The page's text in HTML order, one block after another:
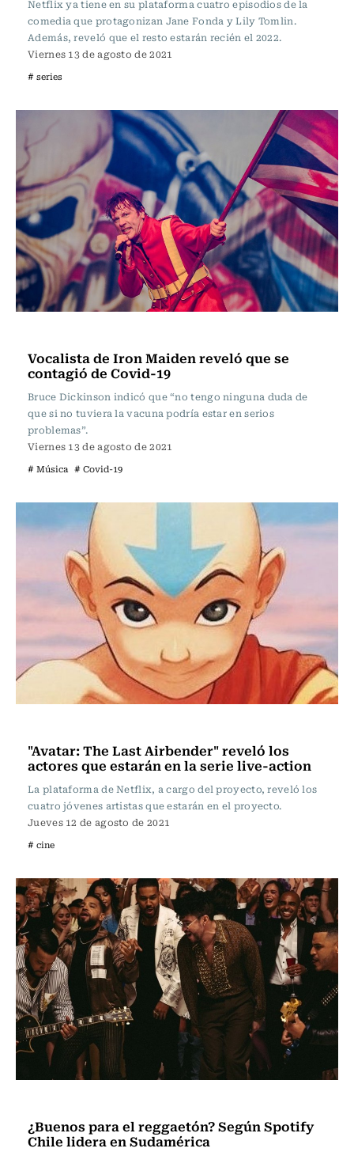
Netflix ya tiene en su plataforma cuatro episodios de la
comedia que protagonizan Jane Fonda y Lily Tomlin.
Además, reveló que el resto estarán recién el 2022.
Viernes 13 de agosto de 2021
# series
Vocalista de Iron Maiden reveló que se
contagió de Covid-19
Bruce Dickinson indicó que “no tengo ninguna duda de
que si no tuviera la vacuna podría estar en serios
problemas”.
Viernes 13 de agosto de 2021
# Música # Covid-19
"Avatar: The Last Airbender" reveló los
actores que estarán en la serie live-action
La plataforma de Netflix, a cargo del proyecto, reveló los
cuatro jóvenes artistas que estarán en el proyecto.
Jueves 12 de agosto de 2021
# cine
¿Buenos para el reggaetón? Según Spotify
Chile lidera en Sudamérica